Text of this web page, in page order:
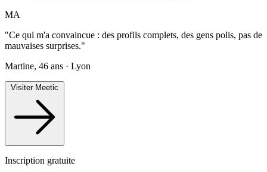
MA
"Ce qui m'a convaincue : des profils complets, des gens polis, pas de
mauvaises surprises."
Martine, 46 ans · Lyon
Inscription gratuite